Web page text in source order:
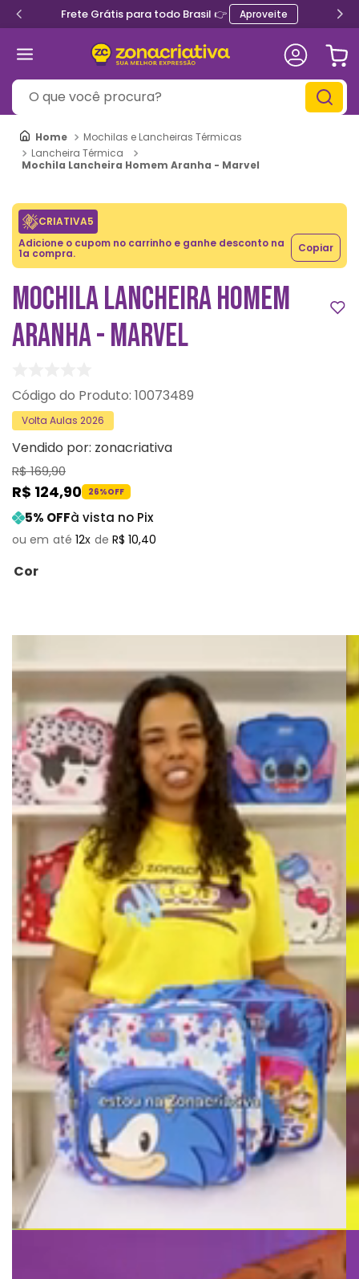
Ganhe 5% de desconto no PIX
O que você procura?
Mochilas e Lancheiras Térmicas
Lancheira Térmica
Mochila Lancheira Homem Aranha - Marvel
CRIATIVA5
Adicione o cupom no carrinho e ganhe desconto na
1a compra. Copiar
MOCHILA LANCHEIRA HOMEM
ARANHA - MARVEL
: 10073489
Volta Aulas 2026
Vendido por: zonacriativa
R$169,90
R$ 124,90 26%OFF
5% OFFà vista no Pix
12 R$ 10,40
Cor